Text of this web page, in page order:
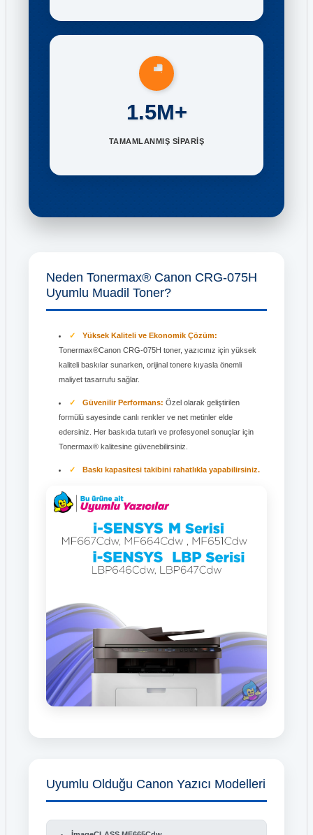
1.5M+
TAMAMLANMIŞ SİPARİŞ
Neden Tonermax® Canon CRG-075H
Uyumlu Muadil Toner?
Yüksek Kaliteli ve Ekonomik Çözüm:
Tonermax®Canon CRG-075H toner, yazıcınız için yüksek
kaliteli baskılar sunarken, orijinal tonere kıyasla önemli
maliyet tasarrufu sağlar.
Güvenilir Performans: Özel olarak geliştirilen
formülü sayesinde canlı renkler ve net metinler elde
edersiniz. Her baskıda tutarlı ve profesyonel sonuçlar için
Tonermax® kalitesine güvenebilirsiniz.
Baskı kapasitesi takibini rahatlıkla yapabilirsiniz.
Uyumlu Olduğu Canon Yazıcı Modelleri